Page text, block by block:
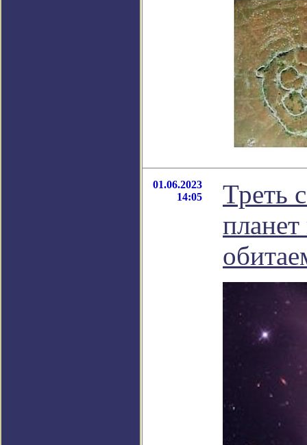
01.06.2023
14:05
Треть